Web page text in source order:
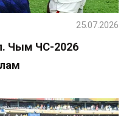
Чым ЧС-2026
25.07.2026